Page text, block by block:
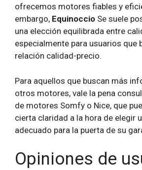
ofrecemos motores fiables y
embargo, Equinoccio Se suele
una elección equilibrada entre
especialmente para usuarios que
relación calidad-precio.
Para aquellos que buscan más
otros motores, vale la pena
de motores Somfy o Nice, que
cierta claridad a la hora de elegir
adecuado para la puerta de su
Opiniones de